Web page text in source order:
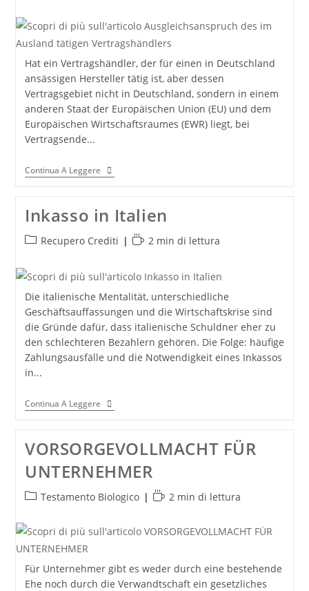
lettura:
Hat ein Vertragshändler, der für einen in Deutschland
ansässigen Hersteller tätig ist, aber dessen
Vertragsgebiet nicht in Deutschland, sondern in einem
anderen Staat der Europäischen Union (EU) und dem
Europäischen Wirtschaftsraumes (EWR) liegt, bei
Vertragsende...
Continua A LeggereAusgleichsanspruch
Des
Tätigen
Vertragshändlers
Inkasso in Italien
Categoria
Recupero Crediti
Tempo2 min di lettura
Die italienische Mentalität, unterschiedliche
Geschäftsauffassungen und die Wirtschaftskrise sind
die Gründe dafür, dass italienische Schuldner eher zu
den schlechteren Bezahlern gehören. Die Folge: häufige
Zahlungsausfälle und die Notwendigkeit eines Inkassos
in...
Continua A LeggereInkasso
In
VORSORGEVOLLMACHT FÜR
UNTERNEHMER
Categoria
Testamento Biologico
Tempo2 min di lettura
Für Unternehmer gibt es weder durch eine bestehende
Ehe noch durch die Verwandtschaft ein gesetzliches